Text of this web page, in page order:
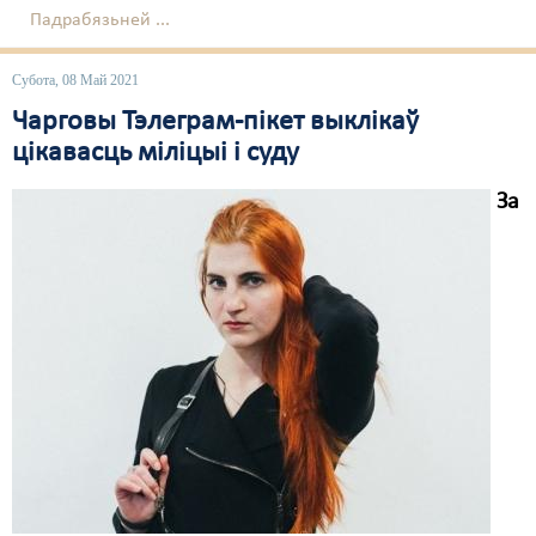
Падрабязьней ...
Субота, 08 Май 2021
Чарговы Тэлеграм-пікет выклікаў
цікавасць міліцыі і суду
За